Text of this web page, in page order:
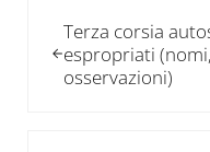
Terza corsia
espropriati
osservazioni)